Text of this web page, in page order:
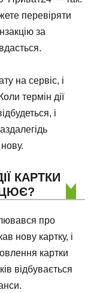
перевіряти
за
на сервіс, і
термін дії
і
КАРТКИ
про
нову картку, і
картки
відбувається